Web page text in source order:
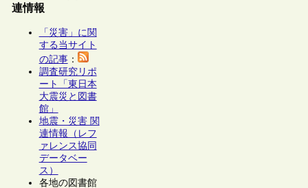
連情報
「災害」に関
する当サイト
の記事：
調査研究リポ
ート「東日本
大震災と図書
館」
地震・災害 関
連情報（レフ
ァレンス協同
データベー
ス）
各地の図書館